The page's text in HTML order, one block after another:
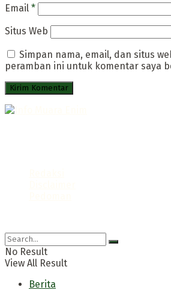
Email *
Situs Web
Simpan nama, email, dan situs
peramban ini untuk komentar saya
No Result
View All Result
Berita